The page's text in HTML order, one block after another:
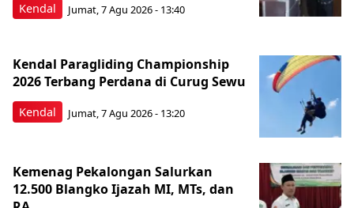
Kendal Jumat, 7 Agu 2026 - 13:40
Kendal
Kendal Paragliding Championship
2026 Terbang Perdana di Curug Sewu
Jumat, 7 Agu 2026 - 13:20
Kemenag Pekalongan Salurkan
12.500 Blangko Ijazah MI, MTs, dan